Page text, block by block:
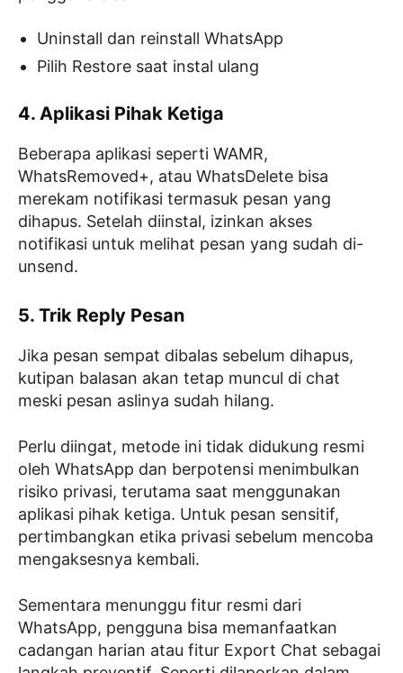
Uninstall dan reinstall WhatsApp
Pilih Restore saat instal ulang
4. Aplikasi Pihak Ketiga
Beberapa aplikasi seperti WAMR,
WhatsRemoved+, atau WhatsDelete bisa
merekam notifikasi termasuk pesan yang
dihapus. Setelah diinstal, izinkan akses
notifikasi untuk melihat pesan yang sudah di-
unsend.
5. Trik Reply Pesan
Jika pesan sempat dibalas sebelum dihapus,
kutipan balasan akan tetap muncul di chat
meski pesan aslinya sudah hilang.
Perlu diingat, metode ini tidak didukung resmi
oleh WhatsApp dan berpotensi menimbulkan
risiko privasi, terutama saat menggunakan
aplikasi pihak ketiga. Untuk pesan sensitif,
pertimbangkan etika privasi sebelum mencoba
mengaksesnya kembali.
Sementara menunggu fitur resmi dari
WhatsApp, pengguna bisa memanfaatkan
cadangan harian atau fitur Export Chat sebagai